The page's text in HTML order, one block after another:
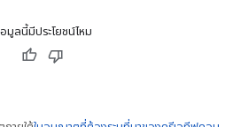
มูลนี้มีประโยชน์ไหม